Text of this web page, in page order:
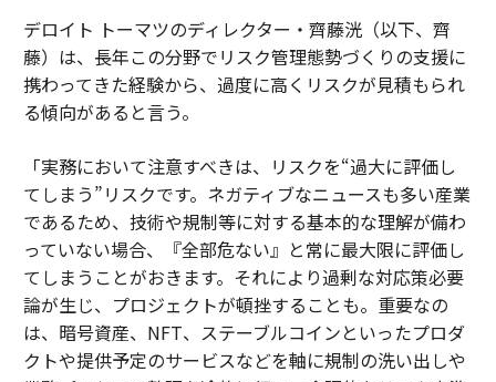
デロイト トーマツのディレクター・齊藤洸（以下、齊
藤）は、長年この分野でリスク管理態勢づくりの支援に
携わってきた経験から、過度に高くリスクが見積もられ
る傾向があると言う。
「実務において注意すべきは、リスクを“過大に評価し
てしまう”リスクです。ネガティブなニュースも多い産業
であるため、技術や規制等に対する基本的な理解が備わ
っていない場合、『全部危ない』と常に最大限に評価し
てしまうことがおきます。それにより過剰な対応策必要
論が生じ、プロジェクトが頓挫することも。重要なの
は、暗号資産、NFT、ステーブルコインといったプロダ
クトや提供予定のサービスなどを軸に規制の洗い出しや